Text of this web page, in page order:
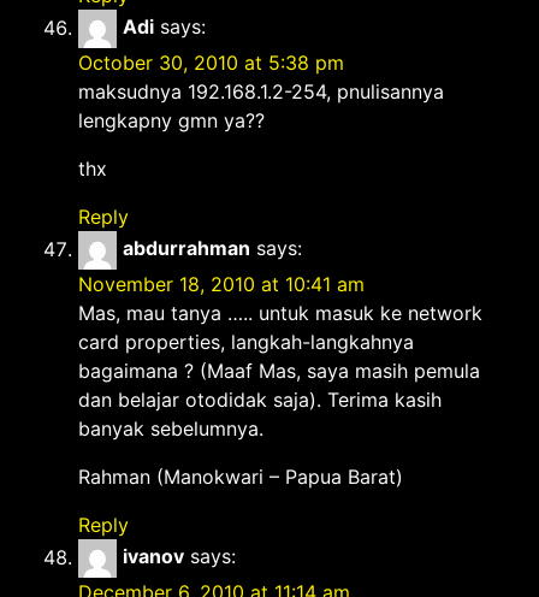
Adi says:
October 30, 2010 at 5:38 pm
maksudnya 192.168.1.2-254, pnulisannya
lengkapny gmn ya??
thx
Reply
abdurrahman says:
November 18, 2010 at 10:41 am
Mas, mau tanya ….. untuk masuk ke network
card properties, langkah-langkahnya
bagaimana ? (Maaf Mas, saya masih pemula
dan belajar otodidak saja). Terima kasih
banyak sebelumnya.
Rahman (Manokwari – Papua Barat)
Reply
ivanov says: